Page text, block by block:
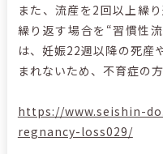
また、流産を2回以上繰
繰り返す場合を“習慣性
は、妊娠22週以降の死産
まれないため、不育症の
https://www.seishin-
regnancy-loss029/